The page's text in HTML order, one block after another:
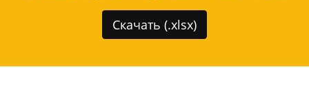
Скачать (.xlsx)